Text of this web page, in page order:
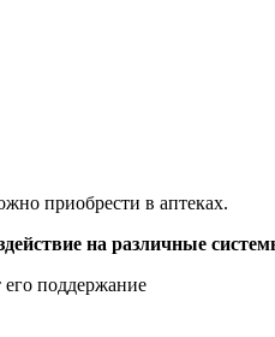
приобрести в аптеках.
на различные
поддержание